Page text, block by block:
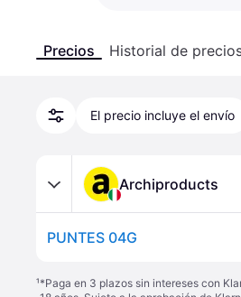
Precios Historial de
El precio incluye el envío
Archiproducts
PUNTES 04G
¹*Paga en 3 plazos sin intereses con